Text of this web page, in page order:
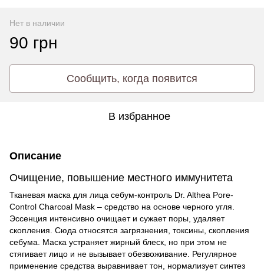
Нет в наличии
90 грн
Сообщить, когда появится
В избранное
Описание
Очищение, повышение местного иммунитета
Тканевая маска для лица себум-контроль Dr. Althea Pore-
Control Charcoal Mask – средство на основе черного угля.
Эссенция интенсивно очищает и сужает поры, удаляет
скопления. Сюда относятся загрязнения, токсины, скопления
себума. Маска устраняет жирный блеск, но при этом не
стягивает лицо и не вызывает обезвоживание. Регулярное
применение средства выравнивает тон, нормализует синтез